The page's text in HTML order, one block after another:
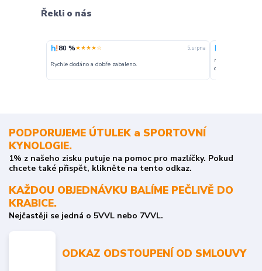
Řekli o nás
80 %★★★★☆ 5. srpna
Rychle dodáno a dobře zabaleno.
nakupuji
o stavu
PODPORUJEME ÚTULEK a SPORTOVNÍ
KYNOLOGIE.
1% z našeho zisku putuje na pomoc pro mazlíčky. Pokud
chcete také přispět, klikněte na tento odkaz.
KAŽDOU OBJEDNÁVKU BALÍME PEČLIVĚ DO
KRABICE.
Nejčastěji se jedná o 5VVL nebo 7VVL.
ODKAZ ODSTOUPENÍ OD SMLOUVY